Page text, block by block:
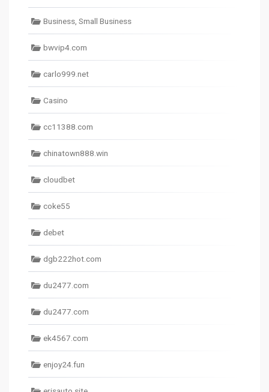
Business, Small Business
bwvip4.com
carlo999.net
Casino
cc11388.com
chinatown888.win
cloudbet
coke55
debet
dgb222hot.com
du2477.com
du2477.com
ek4567.com
enjoy24.fun